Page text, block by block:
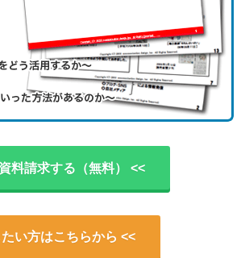
料請求する（無料） <<
い方はこちらから <<